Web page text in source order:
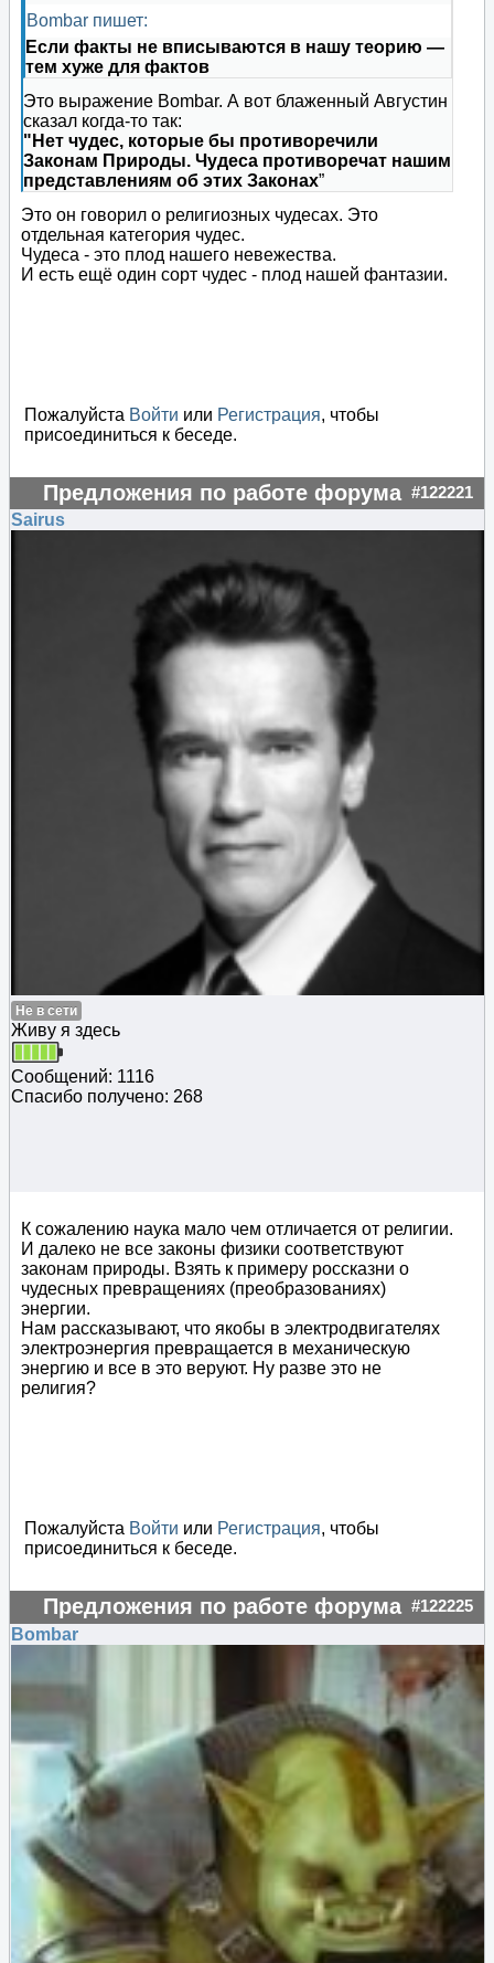
Bombar пишет:
Если факты не вписываются в нашу теорию —
тем хуже для фактов
Это выражение Bombar. А вот блаженный Августин
сказал когда-то так:
"Нет чудес, которые бы противоречили
Законам Природы. Чудеса противоречат нашим
представлениям об этих Законах”
Это он говорил о религиозных чудесах. Это
отдельная категория чудес.
Чудеса - это плод нашего невежества.
И есть ещё один сорт чудес - плод нашей фантазии.
Пожалуйста Войти или Регистрация, чтобы
присоединиться к беседе.
Предложения по работе форума #122221
Sairus
Не в сети
Живу я здесь
Сообщений: 1116
Спасибо получено: 268
К сожалению наука мало чем отличается от религии.
И далеко не все законы физики соответствуют
законам природы. Взять к примеру россказни о
чудесных превращениях (преобразованиях)
энергии.
Нам рассказывают, что якобы в электродвигателях
электроэнергия превращается в механическую
энергию и все в это веруют. Ну разве это не
религия?
Пожалуйста Войти или Регистрация, чтобы
присоединиться к беседе.
Предложения по работе форума #122225
Bombar